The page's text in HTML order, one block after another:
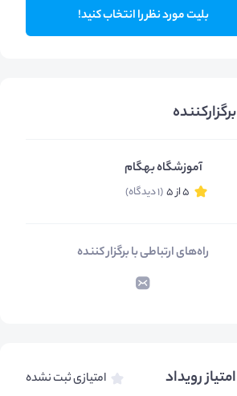
بلیت مورد نظر را انتخاب کنید!
برگزارکننده
آموزشگاه بهگام
5 از 5 (1 دیدگاه)
راه‌های ارتباطی با برگزار کننده
امتیاز رویداد امتیازی ثبت نشده